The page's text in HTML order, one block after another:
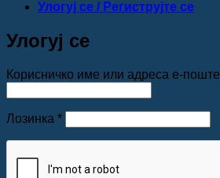
Улогуј се / Региструјте се
Улогуј се
Корисничко име или адреса е-поште
Лозинка *Обавезно